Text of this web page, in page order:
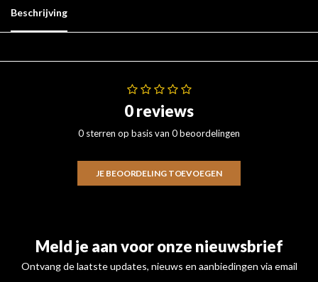
Beschrijving
0 reviews
0 sterren op basis van 0 beoordelingen
JE BEOORDELING TOEVOEGEN
Meld je aan voor onze nieuwsbrief
Ontvang de laatste updates, nieuws en aanbiedingen via email